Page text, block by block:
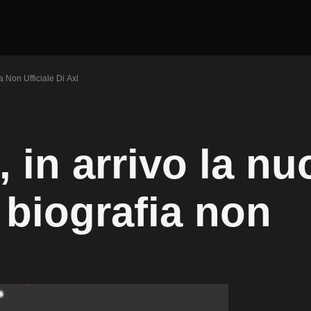
Non Ufficiale Di Axl
in arrivo la
non